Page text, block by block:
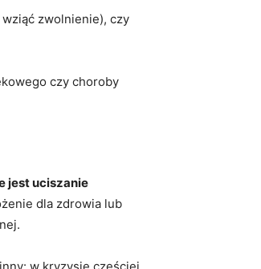
zwolnienie), czy
czy choroby
jest uciszanie
dla zdrowia lub